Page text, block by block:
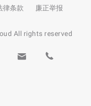
律条款
廉正举报
All rights reserved